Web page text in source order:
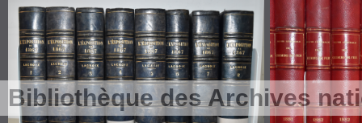
Bibliothèque des Archives